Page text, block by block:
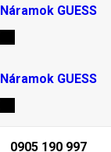
Náramok GUESS
Náramok GUESS
0905 190 997